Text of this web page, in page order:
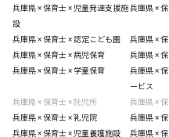
兵庫県 × 保育士 × 児童発達支援施
設
兵庫県 ×
兵庫県 × 保育士 × 認定こども園
兵庫県 ×
兵庫県 × 保育士 × 病児保育
兵庫県 ×
兵庫県 × 保育士 × 学童保育
兵庫県 ×
ービス
兵庫県 × 保育士 × 託児所
兵庫県 ×
兵庫県 × 保育士 × 乳児院
兵庫県 ×
兵庫県 × 保育士 × 児童養護施設
兵庫県 ×